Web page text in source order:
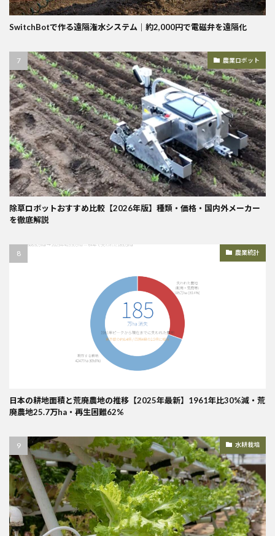
SwitchBotで作る遠隔潅水システム｜約2,000円で電磁弁を遠隔化
農業ロボット
除草ロボットおすすめ比較【2026年版】種類・価格・国内外メーカー
を徹底解説
農業統計
日本の耕地面積と荒廃農地の推移【2025年最新】1961年比30%減・荒
廃農地25.7万ha・再生困難62%
水耕栽培